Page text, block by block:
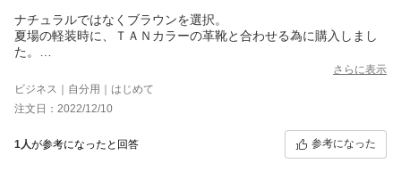
ナチュラルではなくブラウンを選択。
夏場の軽装時に、ＴＡＮカラーの革靴と合わせる為に購入しまし
た。
ビジネス用途ではありますが、当社は比較的ドレスコードが緩い
為、
業界によってはＮＧとなるかもしれません。
届いた品物は、変な薬剤の匂いもなく、良い意味でシンプルな革
匂いです。個人的に好きな匂いです。
さらに表示
ビジネス｜自分用｜はじめて
注文日：2022/12/10
1人が参考になったと回答 参考になった